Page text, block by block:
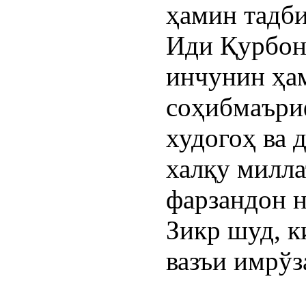
ҳамин
Иди
инчунин
худогоҳ ва
халқу
фарзандон
Зикр шуд,
вазъи